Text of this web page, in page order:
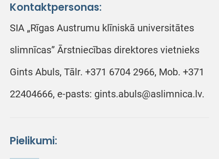
Kontaktpersonas:
SIA „Rīgas Austrumu klīniskā universitātes
slimnīcas” Ārstniecības direktores vietnieks
Gints Abuls, Tālr. +371 6704 2966, Mob. +371
22404666, e-pasts: gints.abuls@aslimnica.lv.
Pielikumi: